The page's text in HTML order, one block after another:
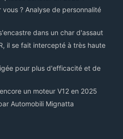
? Analyse de personnalité
dans un char d'assaut
il se fait intercepté à très haute
pour plus d'efficacité et de
un moteur V12 en 2025
Automobili Mignatta